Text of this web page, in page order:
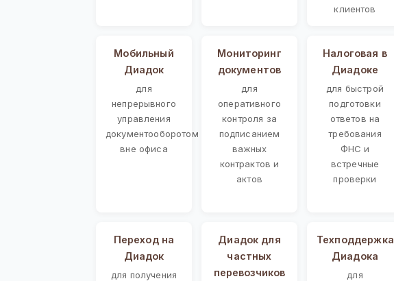
клиентов
Мобильный
Диадок
для
непрерывного
управления
документооборотом
вне офиса
Мониторинг
документов
для
оперативного
контроля за
подписанием
важных
контрактов и
актов
Налоговая в
Диадоке
для быстрой
подготовки
ответов на
требования
ФНС и
встречные
проверки
Переход на
Диадок
для получения
Диадок для
частных
перевозчиков
Техподдержка
Диадока
для